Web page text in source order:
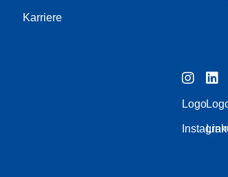
Karriere
Logo